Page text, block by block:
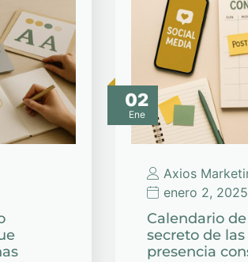
02
Ene
Axios
enero 2, 2025
Calendario
secreto de
presencia